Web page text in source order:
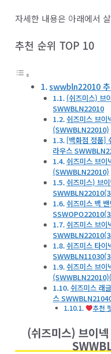
자세한 내용은 아래에서
추천 순위 TOP 10
swwbln22010
(쉬즈미스) 브
SWWBLN22010
쉬즈미스 브이
(SWWBLN22010)
[백화점 정품]
라우스
쉬즈미스 브이
(SWWBLN22010)
쉬즈미스) 브
쉬즈미스 백
쉬즈미스 브이
쉬즈미스 타이
쉬즈미스 브이
쉬즈미스 래
스
추천
(쉬즈미스) 브이